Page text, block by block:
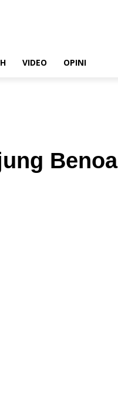
VIDEO OPINI
Benoa